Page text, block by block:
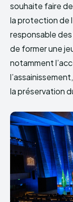
souhaite faire
la protection de
responsable
de former une
notamment
la préservation